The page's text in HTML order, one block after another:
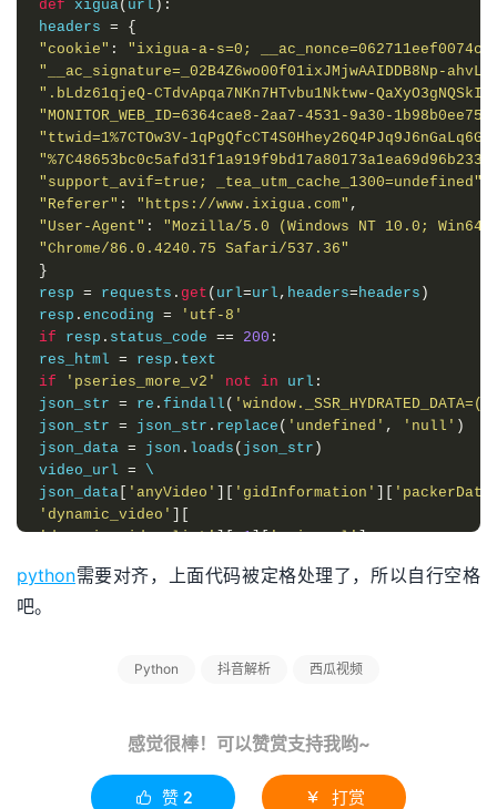
def xigua( url ):
headers =
{
"cookie" :
"ixigua-a-s=0;
"__ac_signature=_02B4Z6wo00f01ixJMjwAAIDDB8Np-
".bLdz61qjeQ-CTdvApqa7NKn7HTvbu1Nktww-
"MONITOR_WEB_ID=6364cae8-2aa7-4531-9a30-
"ttwid=1%7CTOw3V-
"support_avif=true; _tea_utm_cache_1300=undefined"
"Referer" : "https://www.ixigua.com" ,
"User-Agent" :
"Mozilla/5.0 (Windows NT 10.0;
"Chrome/86.0.4240.75 Safari/537.36"
}
resp = requests . get ( url=url , headers=headers )
resp . encoding =
'utf-8'
if resp . status_code == 200 :
res_html = resp .
if
'pseries_more_v2' not in url :
json_str = re . findall (
json_str = json_str . replace ( 'undefined' , 'null' )
json_data = json . loads ( json_str )
video_url = \
json_data
'anyVideo' 'gidInformation'
'dynamic_video'
'dynamic_video_list'][-1]['main_url']
json_data['anyVideo']['gidInformation'][
.sub(r "[\/\\\:\*\?\"\<\>\|]"
video_url)
title
python需要对齐，上面代码被定格处理了，所以自行空格
吧。
Python 抖音解析 西瓜视频
感觉很棒！可以赞赏支持我哟~
 赞 2  打赏